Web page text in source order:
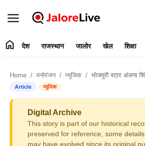
संपर्क करें
राजस्थान
home देश राजस्थान जालोर खेल शिक्षा
Home मनोरंजन म्यूजिक भोजपुरी स्टार अंजना सिंह का पहला
Article म्यूजिक
Digital Archive
This story is part of our historical
preserved for reference, some
may have evolved since its original